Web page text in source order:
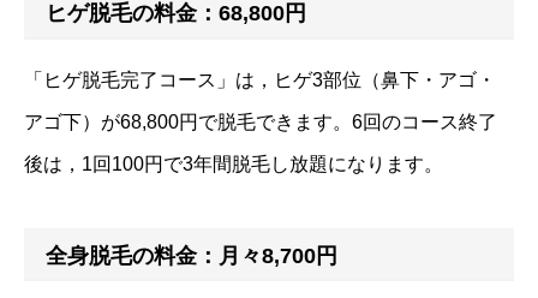
ヒゲ脱毛の料金：68,800円
「ヒゲ脱毛完了コース」は，ヒゲ3部位（鼻下・アゴ・
アゴ下）が68,800円で脱毛できます。6回のコース終了
後は，1回100円で3年間脱毛し放題になります。
全身脱毛の料金：月々8,700円